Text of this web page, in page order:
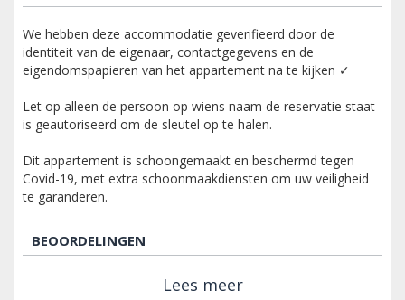
We hebben deze accommodatie geverifieerd door de
identiteit van de eigenaar, contactgegevens en de
eigendomspapieren van het appartement na te kijken ✓
Let op alleen de persoon op wiens naam de reservatie staat
is geautoriseerd om de sleutel op te halen.
Dit appartement is schoongemaakt en beschermd tegen
Covid-19, met extra schoonmaakdiensten om uw veiligheid
te garanderen.
BEOORDELINGEN
Lees meer